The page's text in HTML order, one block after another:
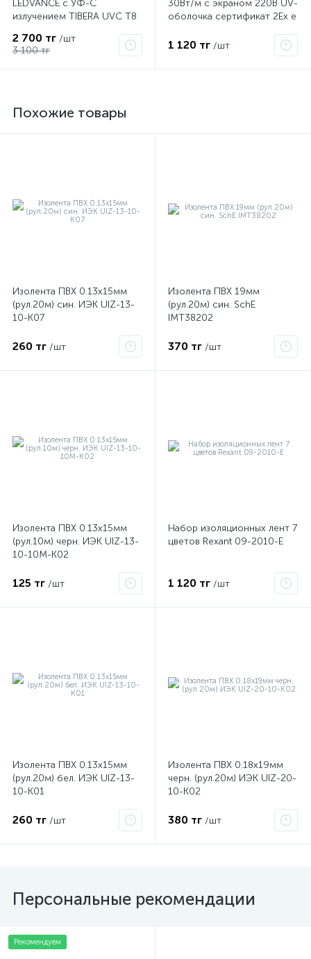
LEDVANCE с УФ-С
излучением TIBERA UVC T8
2 700 тг /шт
3 100 тг
30Вт/м с экраном 220В UV-
оболочка сертификат 2Ex e
PHC-30
1 120 тг /шт
Похожие товары
Изолента ПВХ 0.13х15мм
(рул.20м) син. ИЭК UIZ-13-
10-K07
260 тг /шт
Изолента ПВХ 19мм
(рул.20м) син. SchE
IMT38202
370 тг /шт
Изолента ПВХ 0.13х15мм
(рул.10м) черн. ИЭК UIZ-13-
10-10M-K02
125 тг /шт
Набор изоляционных лент 7
цветов Rexant 09-2010-E
1 120 тг /шт
Изолента ПВХ 0.13х15мм
(рул.20м) бел. ИЭК UIZ-13-
10-K01
260 тг /шт
Изолента ПВХ 0.18х19мм
черн. (рул.20м) ИЭК UIZ-20-
10-K02
380 тг /шт
Персональные рекомендации
Рекомендуем